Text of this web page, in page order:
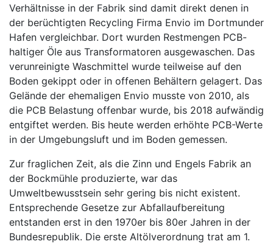
Verhältnisse in der Fabrik sind damit direkt denen in
der berüchtigten Recycling Firma Envio im Dortmunder
Hafen vergleichbar. Dort wurden Restmengen PCB-
haltiger Öle aus Transformatoren ausgewaschen. Das
verunreinigte Waschmittel wurde teilweise auf den
Boden gekippt oder in offenen Behältern gelagert. Das
Gelände der ehemaligen Envio musste von 2010, als
die PCB Belastung offenbar wurde, bis 2018 aufwändig
entgiftet werden. Bis heute werden erhöhte PCB-Werte
in der Umgebungsluft und im Boden gemessen.
Zur fraglichen Zeit, als die Zinn und Engels Fabrik an
der Bockmühle produzierte, war das
Umweltbewusstsein sehr gering bis nicht existent.
Entsprechende Gesetze zur Abfallaufbereitung
entstanden erst in den 1970er bis 80er Jahren in der
Bundesrepublik. Die erste Altölverordnung trat am 1.